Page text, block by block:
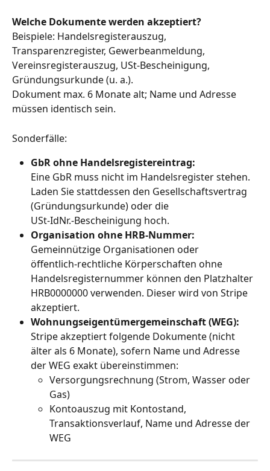
Welche Dokumente werden akzeptiert?
Beispiele: Handelsregisterauszug,
Transparenzregister, Gewerbeanmeldung,
Vereinsregisterauszug, USt‑Bescheinigung,
Gründungsurkunde (u. a.).
Dokument max. 6 Monate alt; Name und Adresse
müssen identisch sein.
Sonderfälle:
GbR ohne Handelsregistereintrag:
Eine GbR muss nicht im Handelsregister stehen.
Laden Sie stattdessen den Gesellschaftsvertrag
(Gründungsurkunde) oder die
USt‑IdNr.‑Bescheinigung hoch.
Organisation ohne HRB‑Nummer:
Gemeinnützige Organisationen oder
öffentlich‑rechtliche Körperschaften ohne
Handelsregisternummer können den Platzhalter
HRB0000000 verwenden. Dieser wird von Stripe
akzeptiert.
Wohnungseigentümergemeinschaft (WEG):
Stripe akzeptiert folgende Dokumente (nicht
älter als 6 Monate), sofern Name und Adresse
der WEG exakt übereinstimmen:
Versorgungsrechnung (Strom, Wasser oder
Gas)
Kontoauszug mit Kontostand,
Transaktionsverlauf, Name und Adresse der
WEG